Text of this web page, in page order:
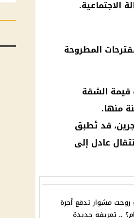
الاجتماعية.
المطروحة
قيمة الشقة
منها.
قد تُطبق
عادل إلى
روحت مشوار تدفع أجرة
.. تعريفة جديدة